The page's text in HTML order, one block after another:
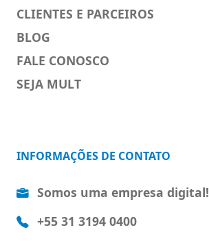
CLIENTES E PARCEIROS
BLOG
FALE CONOSCO
SEJA MULT
INFORMAÇÕES DE CONTATO
Somos uma empresa digital!
+55 31 3194 0400